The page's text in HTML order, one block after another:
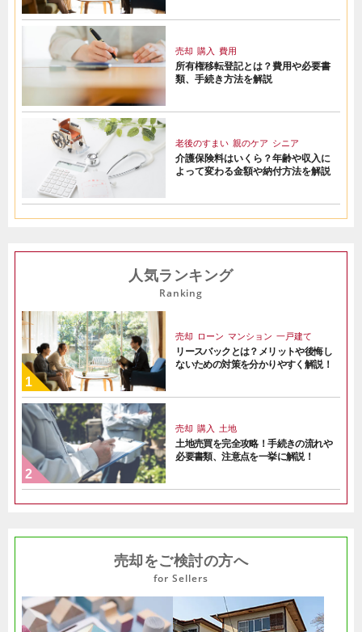
売却 購入 費用
所有権移転登記とは？費用や必要書
類、手続き方法を解説
老後のすまい 親のケア シニア
介護保険料はいくら？年齢や収入に
よって変わる金額や納付方法を解説
人気ランキング
Ranking
売却 ローン マンション 一戸建て
リースバックとは？メリットや後悔し
ないための対策を分かりやすく解説！
売却 購入 土地
土地売買を完全攻略！手続きの流れや
必要書類、注意点を一挙に解説！
売却をご検討の方へ
for Sellers